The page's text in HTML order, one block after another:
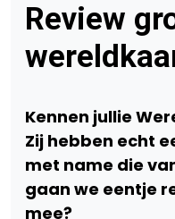
Review
Kennen jullie
Zij hebben echt
met name die
gaan we eentje
mee?